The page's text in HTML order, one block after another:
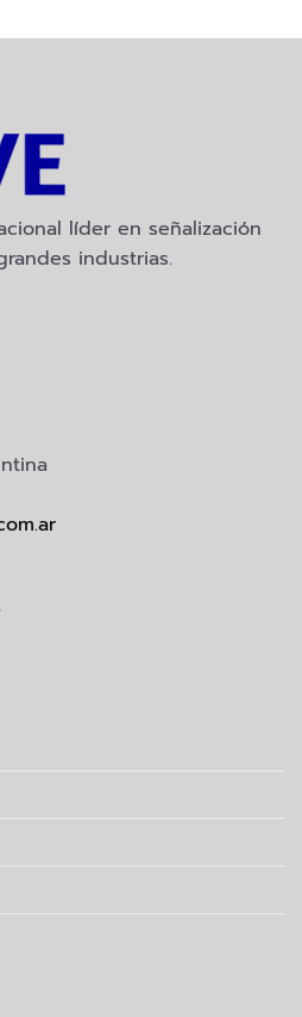
líder en señalización
industrias.